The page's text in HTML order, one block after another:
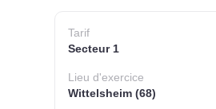
Tarif
Secteur 1
Lieud'exercice
Wittelsheim (68)